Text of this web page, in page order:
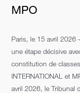
MPO
Paris, le 15 avril 2026
une étape décisive
constitution de
INTERNATIONAL et
avril 2026, le Tribunal